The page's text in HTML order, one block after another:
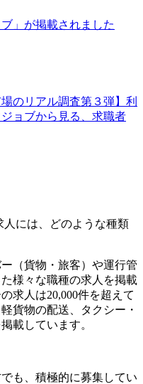
」が掲載されました
のリアル調査第３弾】利
ョブから見る、求職者
人には、どのような種類
（貨物・旅客）や運行管
様々な職種の求人を掲載
求人は20,000件を超えて
貨物の配送、タクシー・
載しています。
も、積極的に募集してい